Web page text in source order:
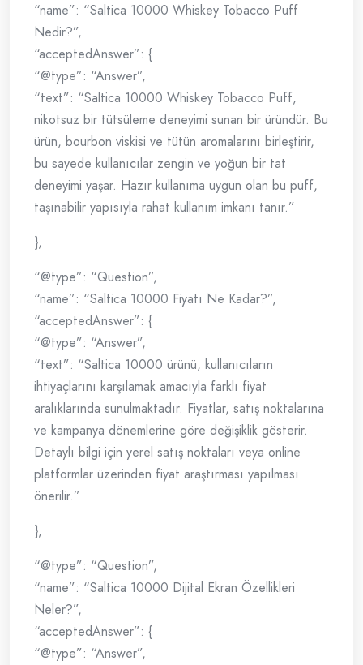
“name”: “Saltica 10000 Whiskey Tobacco Puff
Nedir?”,
“acceptedAnswer”: {
“@type”: “Answer”,
“text”: “Saltica 10000 Whiskey Tobacco Puff,
nikotsuz bir tütsüleme deneyimi sunan bir üründür. Bu
ürün, bourbon viskisi ve tütün aromalarını birleştirir,
bu sayede kullanıcılar zengin ve yoğun bir tat
deneyimi yaşar. Hazır kullanıma uygun olan bu puff,
taşınabilir yapısıyla rahat kullanım imkanı tanır.”
},
“@type”: “Question”,
“name”: “Saltica 10000 Fiyatı Ne Kadar?”,
“acceptedAnswer”: {
“@type”: “Answer”,
“text”: “Saltica 10000 ürünü, kullanıcıların
ihtiyaçlarını karşılamak amacıyla farklı fiyat
aralıklarında sunulmaktadır. Fiyatlar, satış noktalarına
ve kampanya dönemlerine göre değişiklik gösterir.
Detaylı bilgi için yerel satış noktaları veya online
platformlar üzerinden fiyat araştırması yapılması
önerilir.”
},
“@type”: “Question”,
“name”: “Saltica 10000 Dijital Ekran Özellikleri
Neler?”,
“acceptedAnswer”: {
“@type”: “Answer”,